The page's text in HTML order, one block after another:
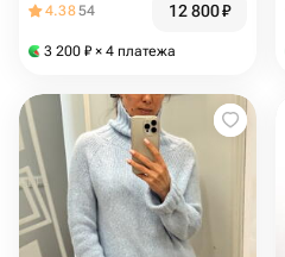
4.3854 12 800₽
3 200 ₽ × 4 платежа